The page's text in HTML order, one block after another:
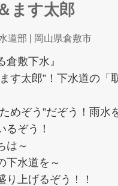
ます太郎
道部 | 岡山県倉敷市
倉敷下水』
す太郎”！下水道の「
めぞう”だぞう！雨水
ぞう！
は～
下水道を～
り上げるぞう！！